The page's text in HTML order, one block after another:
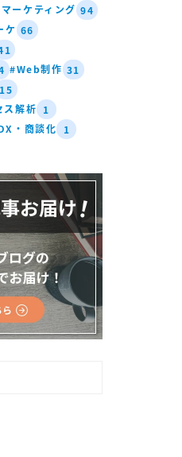
ーケティング 94
ケ 66
#Web制作 31
15
ス解析 1
・商談化 1